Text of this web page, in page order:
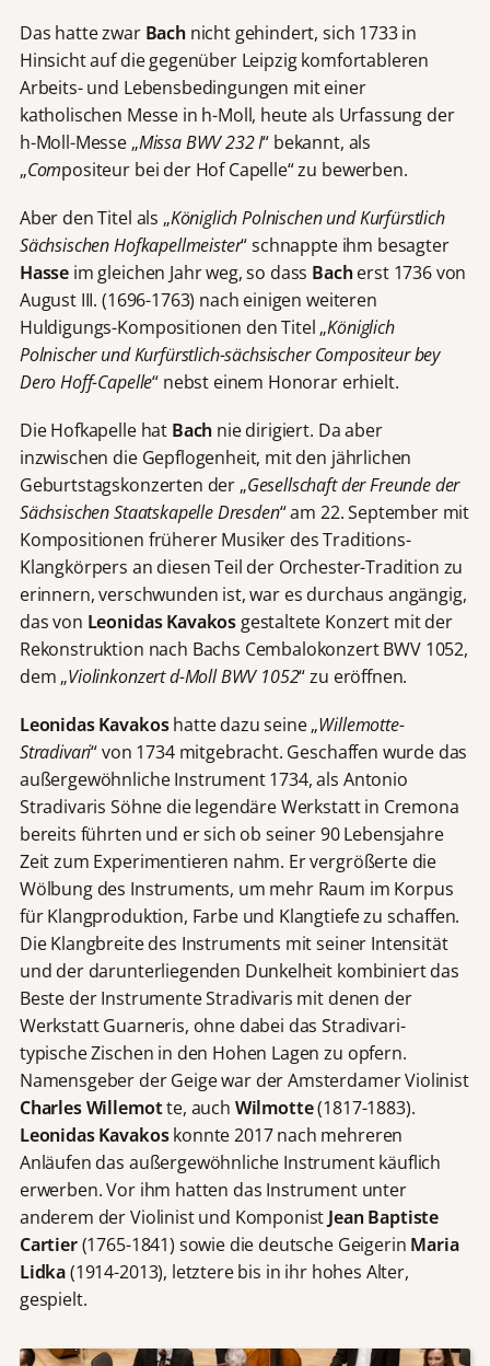
Das hatte zwar Bachnicht gehindert, sich 1733 in
Hinsicht auf die gegenüber Leipzig komfortableren
Arbeits- und Lebensbedingungen mit einer
katholischen Messe in h-Moll, heute als Urfassung der
h-Moll-Messe „Missa BWV 232 I“ bekannt, als
„Compositeur bei der Hof Capelle“ zu bewerben.
Aber den Titel als „Königlich Polnischen und Kurfürstlich
Sächsischen Hofkapellmeister“ schnappte ihm besagter
Hasse im gleichen Jahr weg, so dass Bacherst 1736 von
August III. (1696-1763) nach einigen weiteren
Huldigungs-Kompositionen den Titel „Königlich
Polnischer und Kurfürstlich-sächsischer Compositeur bey
Dero Hoff-Capelle“ nebst einem Honorar erhielt.
Die Hofkapelle hat Bach nie dirigiert. Da aber
inzwischen die Gepflogenheit, mit den jährlichen
Geburtstagskonzerten der „Gesellschaft der Freunde der
Sächsischen Staatskapelle Dresden“ am 22. September mit
Kompositionen früherer Musiker des Traditions-
Klangkörpers an diesen Teil der Orchester-Tradition zu
erinnern, verschwunden ist, war es durchaus angängig,
das von Leonidas Kavakos gestaltete Konzert mit der
Rekonstruktion nach Bachs Cembalokonzert BWV 1052,
dem „Violinkonzert d-Moll BWV 1052“ zu eröffnen.
Leonidas Kavakoshatte dazu seine „Willemotte-
Stradivari“ von 1734 mitgebracht. Geschaffen wurde das
außergewöhnliche Instrument 1734, als Antonio
Stradivaris Söhne die legendäre Werkstatt in Cremona
bereits führten und er sich ob seiner 90 Lebensjahre
Zeit zum Experimentieren nahm. Er vergrößerte die
Wölbung des Instruments, um mehr Raum im Korpus
für Klangproduktion, Farbe und Klangtiefe zu schaffen.
Die Klangbreite des Instruments mit seiner Intensität
und der darunterliegenden Dunkelheit kombiniert das
Beste der Instrumente Stradivaris mit denen der
Werkstatt Guarneris, ohne dabei das Stradivari-
typische Zischen in den Hohen Lagen zu opfern.
Namensgeber der Geige war der Amsterdamer Violinist
Charles Willemotte, auch Wilmotte(1817-1883).
Leonidas Kavakoskonnte 2017 nach mehreren
Anläufen das außergewöhnliche Instrument käuflich
erwerben. Vor ihm hatten das Instrument unter
anderem der Violinist und Komponist Jean Baptiste
Cartier(1765-1841) sowie die deutsche Geigerin Maria
Lidka(1914-2013), letztere bis in ihr hohes Alter,
gespielt.